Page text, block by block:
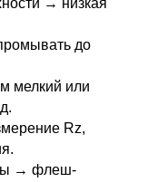
→ низкая
до
мелкий или
Rz,
→ флеш-